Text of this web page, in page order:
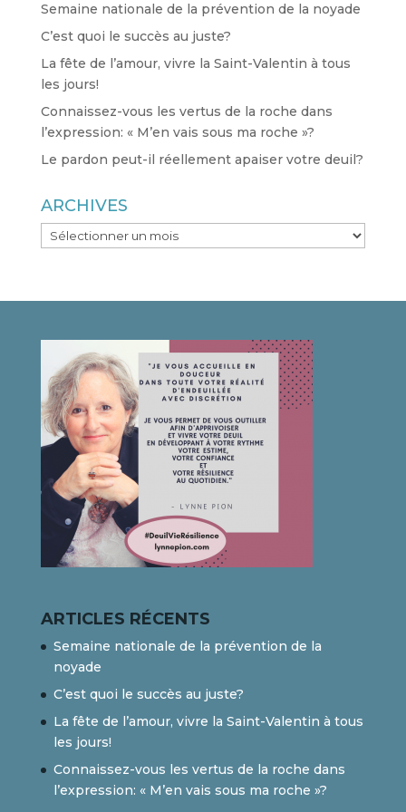
Semaine nationale de la prévention de la noyade
C’est quoi le succès au juste?
La fête de l’amour, vivre la Saint-Valentin à tous
les jours!
Connaissez-vous les vertus de la roche dans
l’expression: « M’en vais sous ma roche »?
Le pardon peut-il réellement apaiser votre deuil?
ARCHIVES
ARCHIVES
ARTICLES RÉCENTS
Semaine nationale de la prévention de la
noyade
C’est quoi le succès au juste?
La fête de l’amour, vivre la Saint-Valentin à tous
les jours!
Connaissez-vous les vertus de la roche dans
l’expression: « M’en vais sous ma roche »?